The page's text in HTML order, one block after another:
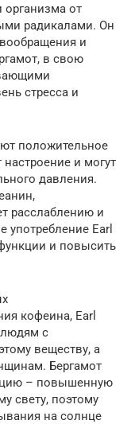
организма от
радикалами. Он
и
в свою
стресса и
положительное
и могут
давления.
расслаблению и
употребление Earl
и повысить
кофеина, Earl
людям с
веществу, а
Бергамот
– повышенную
свету, поэтому
на солнце